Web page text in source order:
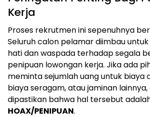
Kerja
Proses rekrutmen ini sepenuhnya
Seluruh calon pelamar diimbau
hati dan waspada terhadap segala
penipuan lowongan kerja. Jika ada
meminta sejumlah uang untuk biaya
biaya seragam, atau jaminan
dipastikan bahwa hal tersebut
HOAX/PENIPUAN.